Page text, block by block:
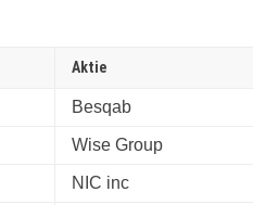
Aktie
Besqab
Wise Group
NIC inc